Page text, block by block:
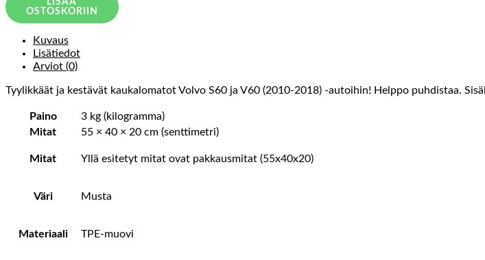
OSTOSKORIIN
Kuvaus
Lisätiedot
Arviot (0)
Tyylikkäät ja kestävät kaukalomatot Volvo S60 ja V60 (2010-2018) -autoihin! Helppo puhdistaa.
Paino
3 kg (kilogramma)
Mitat
55 × 40 × 20 cm (senttimetri)
Mitat Yllä esitetyt mitat ovat pakkausmitat (55x40x20)
Väri Musta
Materiaali TPE-muovi